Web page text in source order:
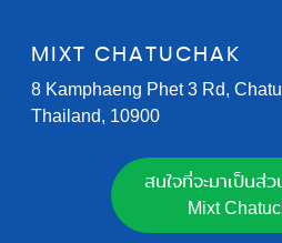
MIXT CHATUCHAK
8 Kamphaeng Phet 3 Rd,
Thailand, 10900
สนใจที่จะมาเป็นส่
Mixt